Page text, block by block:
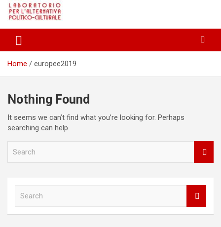
AlterLab
Home europee2019
Nothing Found
It seems we can’t find what you’re looking for. Perhaps
searching can help.